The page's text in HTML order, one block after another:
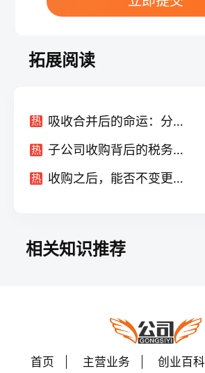
拓展阅读
热 吸收合并后的命运：分公司是注销还是继续？
热 子公司收购背后的税务密码：印花税你逃得了吗？
热 收购之后，能否不变更法人？揭秘收购背后的法律细节
相关知识推荐
首页 主营业务 创业百科